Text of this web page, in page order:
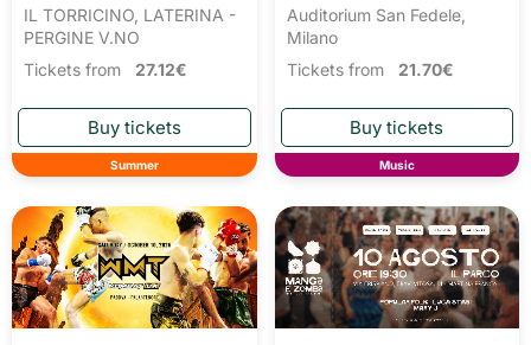
IL TORRICINO, LATERINA -
PERGINE V.NO
Tickets from 27.12€
Summer
Auditorium San Fedele,
Milano
Tickets from 21.70€
Music